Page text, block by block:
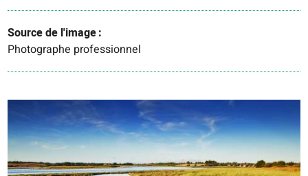
Source de l'image
Photographe professionnel